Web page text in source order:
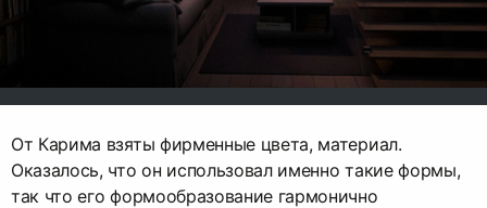
От Карима взяты фирменные цвета, материал.
Оказалось, что он использовал именно такие формы,
так что его формообразование гармонично